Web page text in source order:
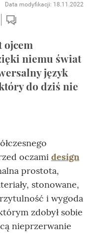
Data modyfikacji: 18.11.2022
ojcem
niemu świat
język
do dziś nie
oczami design
prostota,
stonowane,
i wygoda
zdobył sobie
nieprzerwanie